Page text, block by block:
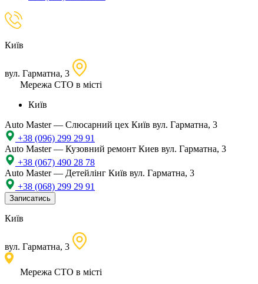
Київ
вул. Гарматна, 3
Мережа СТО в місті
Київ
Auto Master — Слюсарний цех Київ вул. Гарматна, 3
+38 (096) 299 29 91
Auto Master — Кузовний ремонт Киев вул. Гарматна, 3
+38 (067) 490 28 78
Auto Master — Детейлінг Київ вул. Гарматна, 3
+38 (068) 299 29 91
Записатись
Київ
вул. Гарматна, 3
Мережа СТО в місті